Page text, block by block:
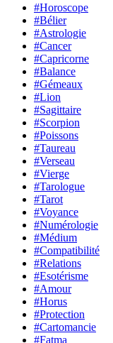
#Horoscope
#Bélier
#Astrologie
#Cancer
#Capricorne
#Balance
#Gémeaux
#Lion
#Sagittaire
#Scorpion
#Poissons
#Taureau
#Verseau
#Vierge
#Tarologue
#Tarot
#Voyance
#Numérologie
#Médium
#Compatibilité
#Relations
#Esotérisme
#Amour
#Horus
#Protection
#Cartomancie
#Fatma